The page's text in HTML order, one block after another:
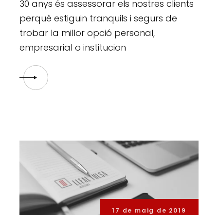
30 anys és assessorar els nostres clients
perquè estiguin tranquils i segurs de
trobar la millor opció personal,
empresarial o institucion
17 de maig de 2019